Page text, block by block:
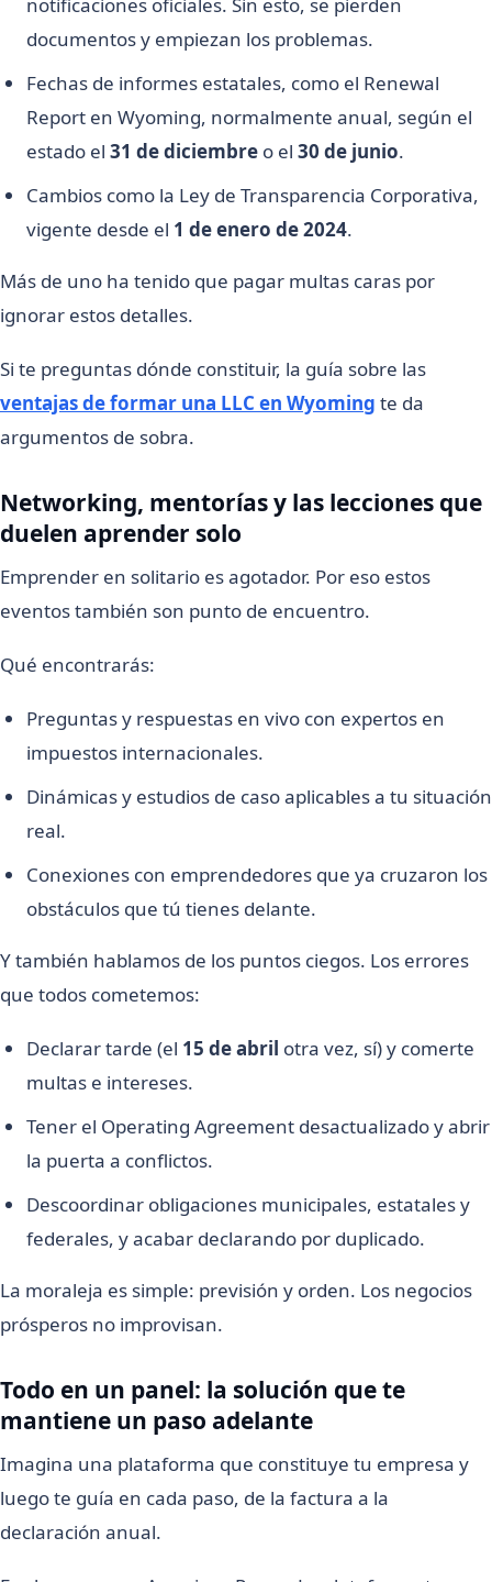
documentos y empiezan los problemas.
Fechas de informes estatales, como el Renewal
Report en Wyoming, normalmente anual, según el
estado el 31 de diciembre o el 30 de junio.
Cambios como la Ley de Transparencia Corporativa,
vigente desde el 1 de enero de 2024.
Más de uno ha tenido que pagar multas caras por
ignorar estos detalles.
Si te preguntas dónde constituir, la guía sobre las
ventajas de formar una LLC en Wyoming te da
argumentos de sobra.
Networking, mentorías y las lecciones que
duelen aprender solo
Emprender en solitario es agotador. Por eso estos
eventos también son punto de encuentro.
Qué encontrarás:
Preguntas y respuestas en vivo con expertos en
impuestos internacionales.
Dinámicas y estudios de caso aplicables a tu situación
real.
Conexiones con emprendedores que ya cruzaron los
obstáculos que tú tienes delante.
Y también hablamos de los puntos ciegos. Los errores
que todos cometemos:
Declarar tarde (el 15 de abril otra vez, sí) y comerte
multas e intereses.
Tener el Operating Agreement desactualizado y abrir
la puerta a conflictos.
Descoordinar obligaciones municipales, estatales y
federales, y acabar declarando por duplicado.
La moraleja es simple: previsión y orden. Los negocios
prósperos no improvisan.
Todo en un panel: la solución que te
mantiene un paso adelante
Imagina una plataforma que constituye tu empresa y
luego te guía en cada paso, de la factura a la
declaración anual.